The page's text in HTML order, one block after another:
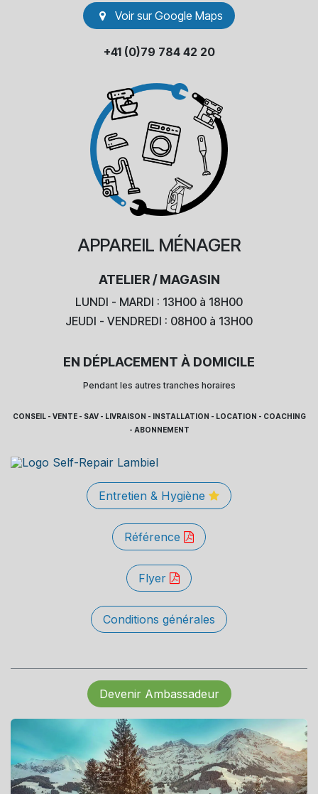
Voir sur Go​​ogle Maps
+41 (0)79 784 42 20
APPAREIL MÉNAGER
ATELIER / MAGASIN
LUNDI - MARDI : 13H00 à 18H00
JEUDI - VENDREDI : 08H00 à 13H00
EN DÉPLACEMENT À DOMICILE
Pendant les autres tranches horaires
CONSEIL - VENTE - SAV - LIVRAISON - INSTALLATION - LOCATION - COACHING
- ABONNEMENT
Entretien & Hygiène
Référence
Flyer
Conditions générales
Devenir Ambassadeur